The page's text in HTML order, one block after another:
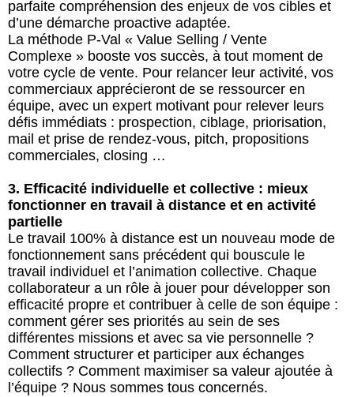
parfaite compréhension des enjeux de vos cibles et
d’une démarche proactive adaptée.
La méthode P-Val « Value Selling / Vente
Complexe » booste vos succès, à tout moment de
votre cycle de vente. Pour relancer leur activité, vos
commerciaux apprécieront de se ressourcer en
équipe, avec un expert motivant pour relever leurs
défis immédiats : prospection, ciblage, priorisation,
mail et prise de rendez-vous, pitch, propositions
commerciales, closing …
3. Efficacité individuelle et collective : mieux
fonctionner en travail à distance et en activité
partielle
Le travail 100% à distance est un nouveau mode de
fonctionnement sans précédent qui bouscule le
travail individuel et l’animation collective. Chaque
collaborateur a un rôle à jouer pour développer son
efficacité propre et contribuer à celle de son équipe :
comment gérer ses priorités au sein de ses
différentes missions et avec sa vie personnelle ?
Comment structurer et participer aux échanges
collectifs ? Comment maximiser sa valeur ajoutée à
l’équipe ? Nous sommes tous concernés.